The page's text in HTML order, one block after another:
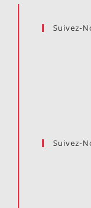
Suivez-
Suivez-